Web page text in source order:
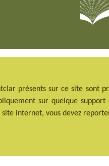
présents sur ce site
sur quelque
internet, vous devez